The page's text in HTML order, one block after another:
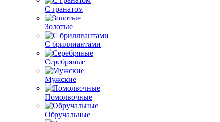
С гранатом
Золотые
С бриллиантами
Серебряные
Мужские
Помолвочные
Обручальные